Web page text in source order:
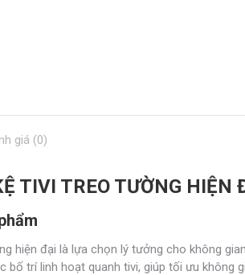
giá (0)
TIVI TREO TƯỜNG
hiện đại là lựa chọn lý tưởng cho không
bố trí linh hoạt quanh tivi, giúp tối ưu không